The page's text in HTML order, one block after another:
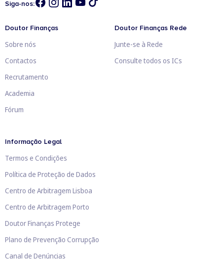
Siga-nos:
Doutor Finanças
Sobre nós
Contactos
Recrutamento
Academia
Fórum
Doutor Finanças Rede
Junte-se à Rede
Consulte todos os ICs
Informação Legal
Termos e Condições
Política de Proteção de Dados
Centro de Arbitragem Lisboa
Centro de Arbitragem Porto
Doutor Finanças Protege
Plano de Prevenção Corrupção
Canal de Denúncias